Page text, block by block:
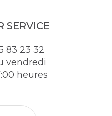
SERVICE
83 23 32
vendredi
heures